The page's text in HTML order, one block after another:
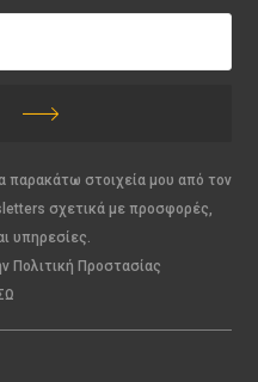
παρακάτω στοιχεία μου από τον
σχετικά με προσφορές,
υπηρεσίες.
Πολιτική Προστασίας